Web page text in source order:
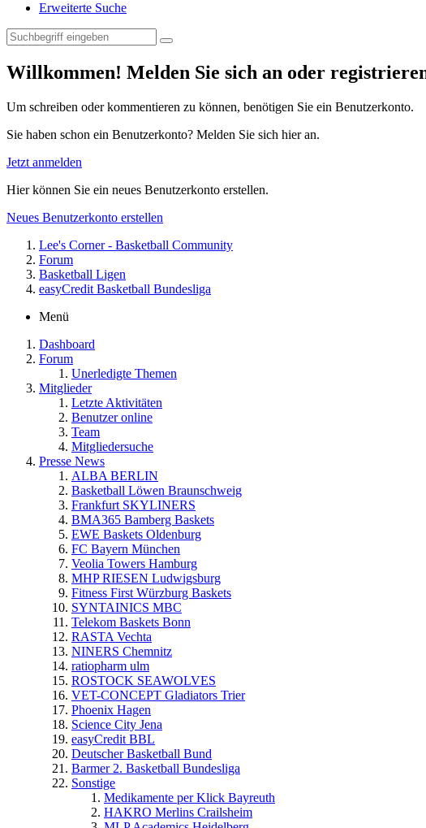
Erweiterte Suche
Willkommen! Melden Sie sich an oder
Um schreiben oder kommentieren zu können, benötigen Sie ein Benutzerkonto.
Sie haben schon ein Benutzerkonto? Melden Sie sich hier an.
Jetzt anmelden
Hier können Sie ein neues Benutzerkonto erstellen.
Neues Benutzerkonto erstellen
Lee's Corner - Basketball Community
Forum
Basketball Ligen
easyCredit Basketball Bundesliga
Menü
Dashboard
Forum
Unerledigte Themen
Mitglieder
Letzte Aktivitäten
Benutzer online
Team
Mitgliedersuche
Presse News
ALBA BERLIN
Basketball Löwen Braunschweig
Frankfurt SKYLINERS
BMA365 Bamberg Baskets
EWE Baskets Oldenburg
FC Bayern München
Veolia Towers Hamburg
MHP RIESEN Ludwigsburg
Fitness First Würzburg Baskets
SYNTAINICS MBC
Telekom Baskets Bonn
RASTA Vechta
NINERS Chemnitz
ratiopharm ulm
ROSTOCK SEAWOLVES
VET-CONCEPT Gladiators Trier
Phoenix Hagen
Science City Jena
easyCredit BBL
Deutscher Basketball Bund
Barmer 2. Basketball Bundesliga
Sonstige
Medikamente per Klick Bayreuth
HAKRO Merlins Crailsheim